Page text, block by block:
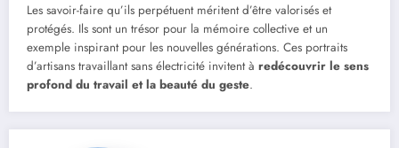
Les savoir-faire qu’ils perpétuent méritent d’être valorisés et
protégés. Ils sont un trésor pour la mémoire collective et un
exemple inspirant pour les nouvelles générations. Ces portraits
d’artisans travaillant sans électricité invitent à redécouvrir le sens
profond du travail et la beauté du geste.